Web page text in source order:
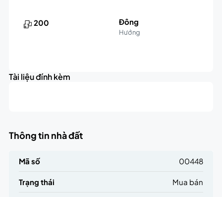
200 Đông
Hướng
Tài liệu đính kèm
Thông tin nhà đất
Mã số 00448
Trạng thái Mua bán